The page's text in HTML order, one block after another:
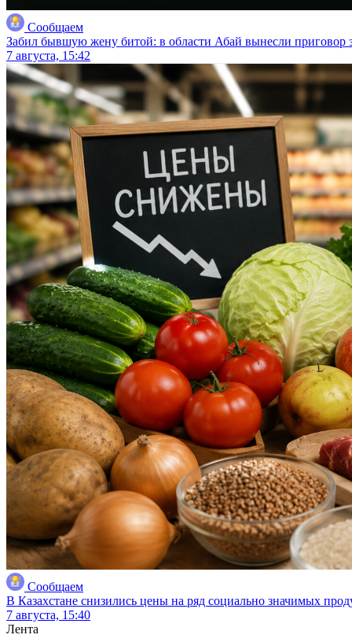
Сообщаем
Забил бывшую жену битой: в области Абай вынесли приговор
7 августа, 15:42
Сообщаем
В Казахстане снизились цены на ряд социально значимых
7 августа, 15:40
Лента